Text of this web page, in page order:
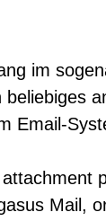
im
Email-
Mail,